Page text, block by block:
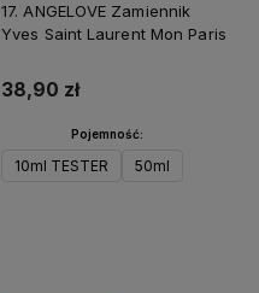
17. ANGELOVE Zamiennik
Yves Saint Laurent Mon Paris
38,90 zł
Pojemność:
10ml TESTER 50ml